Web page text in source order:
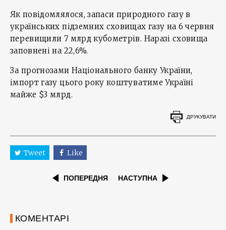
Як повідомлялося, запаси природного газу в
українських підземних сховищах газу на 6 червня
перевищили 7 млрд кубометрів. Наразі сховища
заповнені на 22,6%.
За прогнозами Національного банку України,
імпорт газу цього року коштуватиме Україні
майже $3 млрд.
ДРУКУВАТИ
Tweet Like
ПОПЕРЕДНЯ НАСТУПНА
КОМЕНТАРІ